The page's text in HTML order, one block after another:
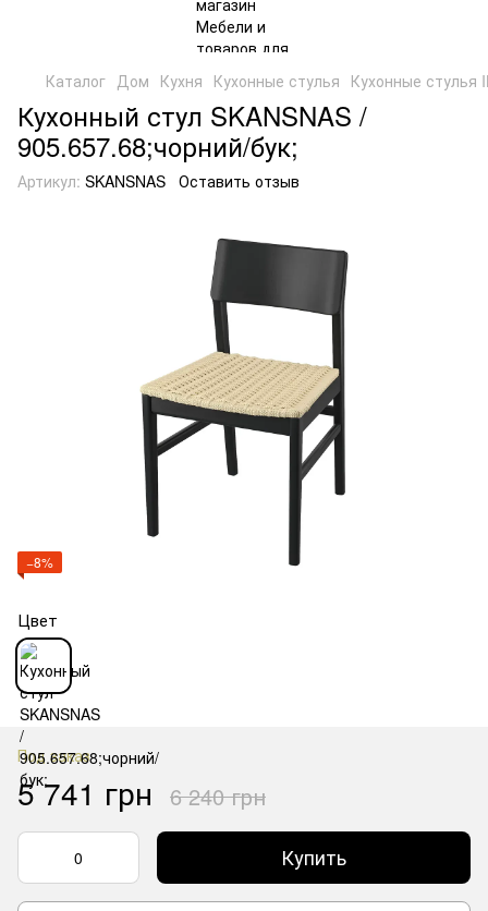
Каталог Дом Кухня Кухонные стулья Кухонные стулья
Кухонный стул SKANSNAS /
905.657.68;чорний/бук;
Артикул: SKANSNAS Оставить отзыв
−8%
Цвет
Под заказ
5 741 грн 6 240 грн
Купить